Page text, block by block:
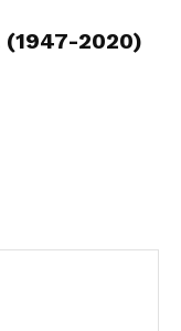
(1947-2020)